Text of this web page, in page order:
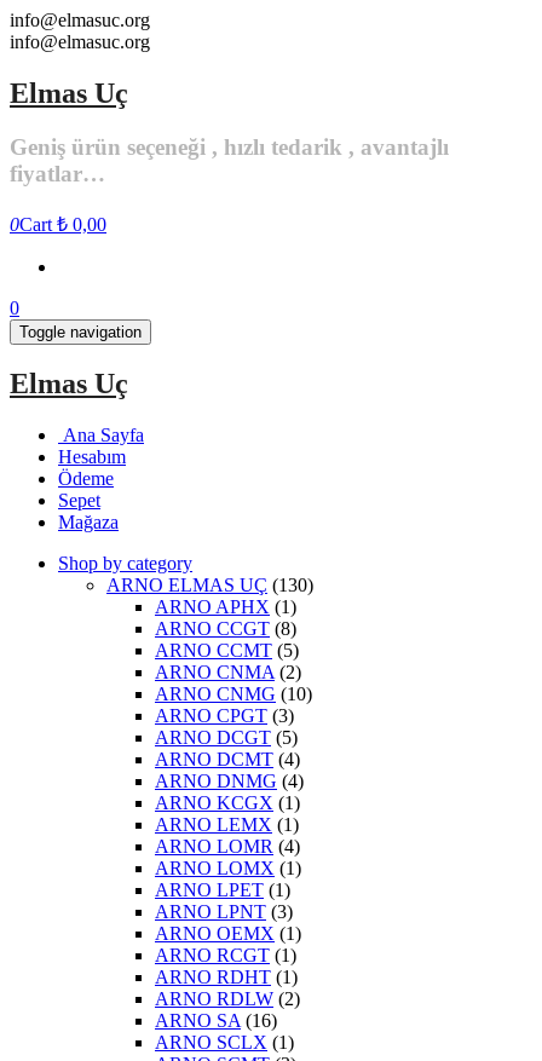
Skip
to
content
info@elmasuc.org
info@elmasuc.org
Elmas Uç
Geniş ürün seçeneği , hızlı tedarik , avantajlı
fiyatlar…
0Cart ₺ 0,00
0
Toggle navigation
Elmas Uç
Ana Sayfa
Hesabım
Ödeme
Sepet
Mağaza
Shop by category
ARNO ELMAS UÇ (130)
ARNO APHX (1)
ARNO CCGT (8)
ARNO CCMT (5)
ARNO CNMA (2)
ARNO CNMG (10)
ARNO CPGT (3)
ARNO DCGT (5)
ARNO DCMT (4)
ARNO DNMG (4)
ARNO KCGX (1)
ARNO LEMX (1)
ARNO LOMR (4)
ARNO LOMX (1)
ARNO LPET (1)
ARNO LPNT (3)
ARNO OEMX (1)
ARNO RCGT (1)
ARNO RDHT (1)
ARNO RDLW (2)
ARNO SA (16)
ARNO SCLX (1)